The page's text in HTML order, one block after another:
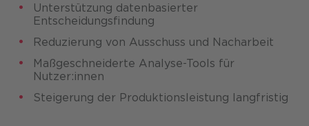
Unterstützung datenbasierter
Entscheidungsfindung
Reduzierung von Ausschuss und Nacharbeit
Maßgeschneiderte Analyse-Tools für
Nutzer:innen
Steigerung der Produktionsleistung langfristig